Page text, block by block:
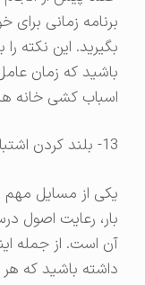
برنامه زمانی برای خود
بگیرید. این نکته را به
باشید که زمان عامل
اسباب کشی خانه ها
یکی از مسایل مهم در
بار، رعایت اصول
آن است. از جمله اینکه
داشته باشید که هر